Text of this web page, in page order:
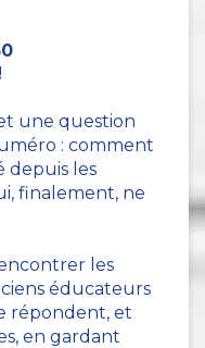
une question
: comment
depuis les
finalement, ne
les
éducateurs
répondent, et
en gardant